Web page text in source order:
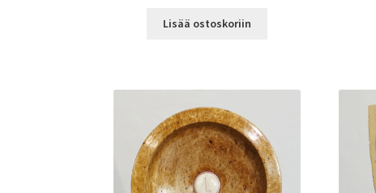
Lisää ostoskoriin